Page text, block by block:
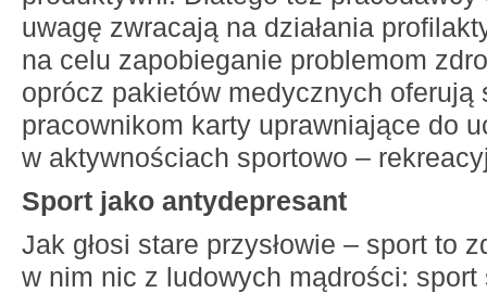
uwagę zwracają na działania
na celu zapobieganie problemom
oprócz pakietów medycznych oferują
pracownikom karty uprawniające do
w aktywnościach sportowo –
Sport jako antydepresant
Jak głosi stare przysłowie – sport to
w nim nic z ludowych mądrości: sport